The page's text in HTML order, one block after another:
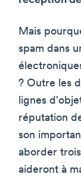
Mais
spam dans
? Outre les
lignes
réputation
son
aborder
aideront à